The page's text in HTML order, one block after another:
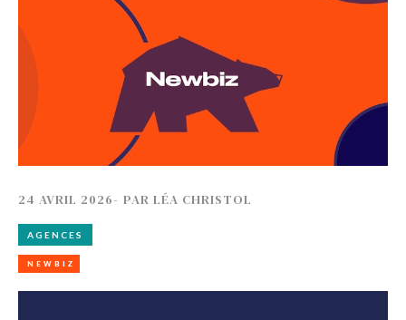
24 AVRIL 2026- PAR LÉA CHRISTOL
AGENCES
NEWBIZ